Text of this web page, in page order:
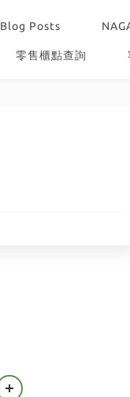
Blog Posts
零售櫃點查詢